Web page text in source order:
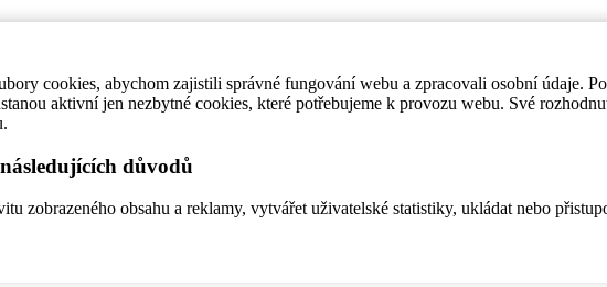
cookies, abychom zajistili správné fungování webu a zpracovali osobní údaje.
aktivní jen nezbytné cookies, které potřebujeme k provozu webu. Své
důvodů
zobrazeného obsahu a reklamy, vytvářet uživatelské statistiky, ukládat nebo